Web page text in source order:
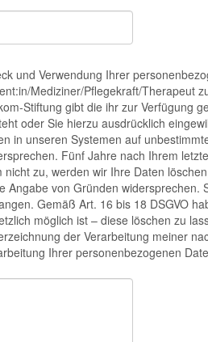
und Verwendung Ihrer
Mediziner/Pflegekraft/Therapeut
Stiftung gibt die ihr zur Verfügung
oder Sie hierzu ausdrücklich
in unseren Systemen auf
Fünf Jahre nach Ihrem
nicht zu, werden wir Ihre Daten
Angabe von Gründen widersprechen.
Gemäß Art. 16 bis 18 DSGVO
möglich ist – diese löschen zu
der Verarbeitung meiner
Ihrer personenbezogenen